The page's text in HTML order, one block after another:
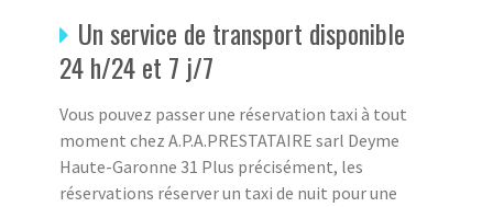
Un service de transport disponible
24 h/24 et 7 j/7
Vous pouvez passer une réservation taxi à tout
moment chez A.P.A.PRESTATAIRE sarl Deyme
Haute-Garonne 31 Plus précisément, les
réservations réserver un taxi de nuit pour une